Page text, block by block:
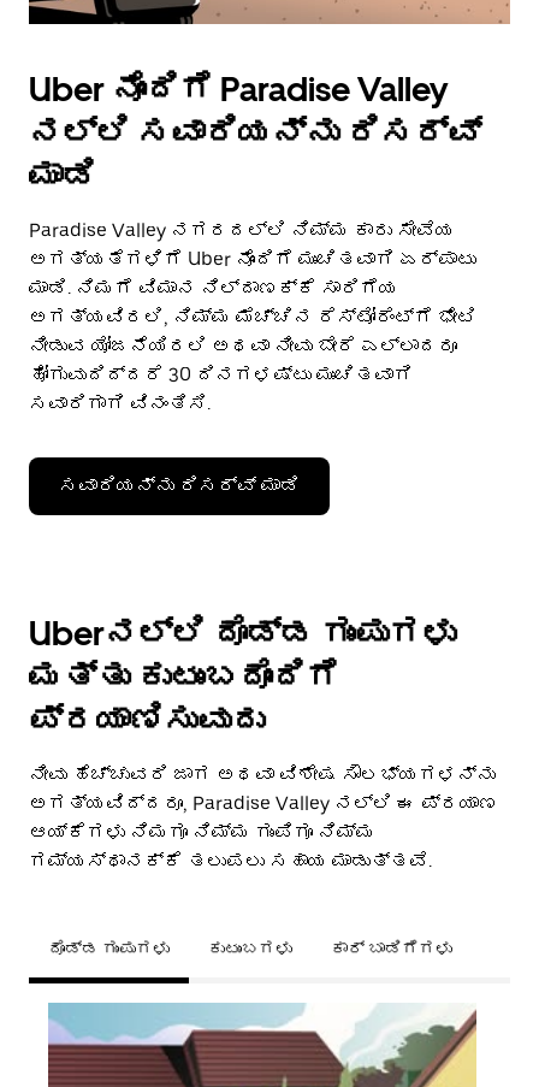
Uber ನೊಂದಿಗೆ Paradise Valley
ನಲ್ಲಿ ಸವಾರಿಯನ್ನು ರಿಸರ್ವ್
ಮಾಡಿ
Paradise Valley ನಗರದಲ್ಲಿ ನಿಮ್ಮ ಕಾರು ಸೇವೆಯ
ಅಗತ್ಯತೆಗಳಿಗೆ Uber ನೊಂದಿಗೆ ಮುಂಚಿತವಾಗಿ ಏರ್ಪಾಟು
ಮಾಡಿ. ನಿಮಗೆ ವಿಮಾನ ನಿಲ್ದಾಣಕ್ಕೆ ಸಾರಿಗೆಯ
ಅಗತ್ಯವಿರಲಿ, ನಿಮ್ಮ ಮೆಚ್ಚಿನ ರೆಸ್ಟೋರೆಂಟ್‌ಗೆ ಭೇಟಿ
ನೀಡುವ ಯೋಜನೆಯಿರಲಿ ಅಥವಾ ನೀವು ಬೇರೆ ಎಲ್ಲಾದರೂ
ಹೋಗುವುದಿದ್ದರೆ 30 ದಿನಗಳಷ್ಟು ಮುಂಚಿತವಾಗಿ
ಸವಾರಿಗಾಗಿ ವಿನಂತಿಸಿ.
ಸವಾರಿಯನ್ನು ರಿಸರ್ವ್ ಮಾಡಿ
Uberನಲ್ಲಿ ದೊಡ್ಡ ಗುಂಪುಗಳು
ಮತ್ತು ಕುಟುಂಬದೊಂದಿಗೆ
ಪ್ರಯಾಣಿಸುವುದು
ನೀವು ಹೆಚ್ಚುವರಿ ಜಾಗ ಅಥವಾ ವಿಶೇಷ ಸೌಲಭ್ಯಗಳನ್ನು
ಅಗತ್ಯವಿದ್ದರೂ, Paradise Valley ನಲ್ಲಿ ಈ ಪ್ರಯಾಣ
ಆಯ್ಕೆಗಳು ನಿಮಗೂ ನಿಮ್ಮ ಗುಂಪಿಗೂ ನಿಮ್ಮ
ಗಮ್ಯಸ್ಥಾನಕ್ಕೆ ತಲುಪಲು ಸಹಾಯ ಮಾಡುತ್ತವೆ.
ದೊಡ್ಡ ಗುಂಪುಗಳು ಕುಟುಂಬಗಳು ಕಾರ್ ಬಾಡಿಗೆಗಳು